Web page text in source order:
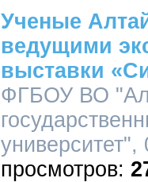
Ученые
ведущими
выставки
ФГБОУ ВО